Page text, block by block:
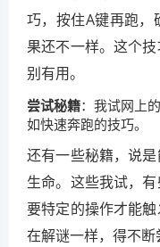
巧，按住A键再跑
果还不一样。这个
别有用。
尝试秘籍：我试网上
如快速奔跑的技巧。
还有一些秘籍，说
生命。这些我试，
要特定的操作才能
在解谜一样，得不断